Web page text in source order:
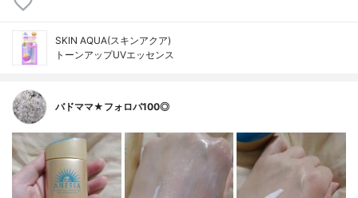
SKIN AQUA(スキンアクア)
トーンアップUVエッセンス
バドママ★フォロバ100◎